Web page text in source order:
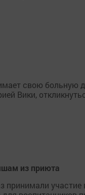
свою
Вики,
из приюта
принимали